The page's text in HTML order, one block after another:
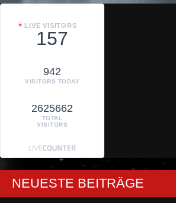
LIVE VISITORS
157
942
VISITORS TODAY
2625662
TOTAL
VISITORS
NEUESTE BEITRÄGE